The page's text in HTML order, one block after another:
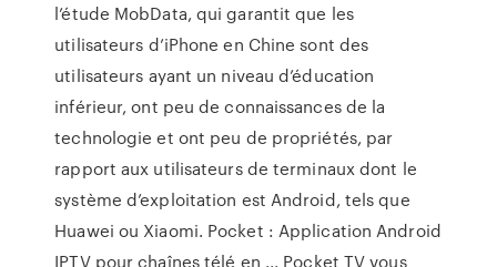
l’étude MobData, qui garantit que les
utilisateurs d’iPhone en Chine sont des
utilisateurs ayant un niveau d’éducation
inférieur, ont peu de connaissances de la
technologie et ont peu de propriétés, par
rapport aux utilisateurs de terminaux dont le
système d’exploitation est Android, tels que
Huawei ou Xiaomi. Pocket : Application Android
IPTV pour chaînes télé en ... Pocket TV vous